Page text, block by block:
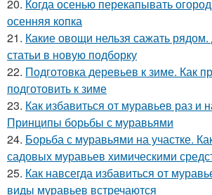
20. Когда осенью перекапывать
осенняя копка
21. Какие овощи нельзя сажать
статьи в новую подборку
22. Подготовка деревьев к зиме. Как
подготовить к зиме
23. Как избавиться от муравьев раз и
Принципы борьбы с муравьями
24. Борьба с муравьями на участке.
садовых муравьев химическими
25. Как навсегда избавиться от
виды муравьев встречаются